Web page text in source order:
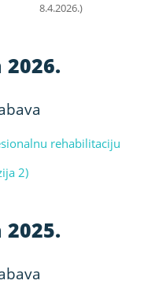
8.4.2026.)
2026.
rehabilitaciju
2)
2025.